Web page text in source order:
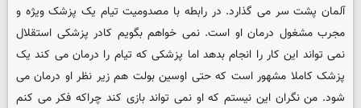
آلمان پشت سر می گذارد. در رابطه با مصدومیت تیام یک پزشک ویژه و
مجرب مشغول درمان او است. نمی خواهم بگویم کادر پزشکی استقلال
نمی تواند این کار را انجام بدهد اما پزشکی که تیام را درمان می کند یک
پزشک کاملا مشهور است که حتی اوسین بولت هم زیر نظر او درمان می
شود. من نگران این نیستم که او نمی تواند بازی کند چراکه فکر می کنم